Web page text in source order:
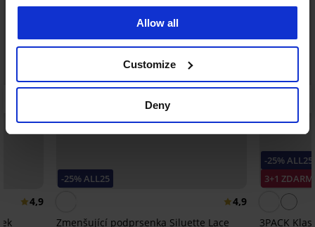
Allow all
Customize
Deny
4,9
-25% ALL25
4,9
Zmenšující podprsenka Siluette Lace
-25% ALL25
3+1
3PACK